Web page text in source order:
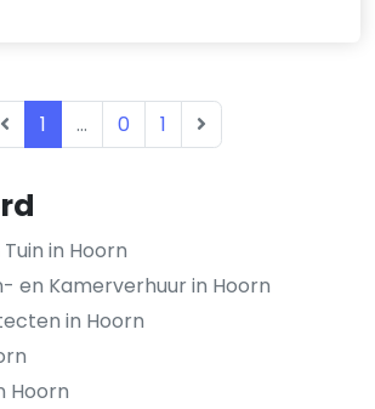
in Hoorn
en Kamerverhuur in Hoorn
in Hoorn
Hoorn
1 ... 0 1